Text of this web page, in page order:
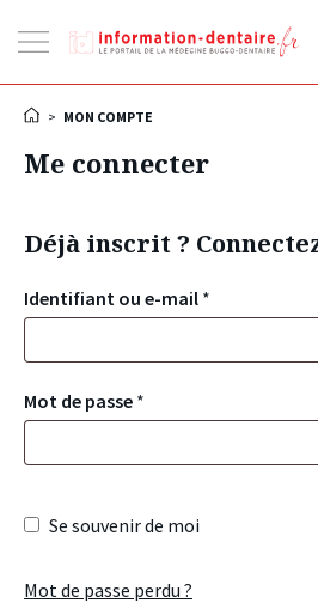
la
> MON COMPTE
Me connecter
Déjà inscrit ?
Identifiant ou e-mail *
Mot de passe *
Se souvenir de moi
Mot de passe perdu ?